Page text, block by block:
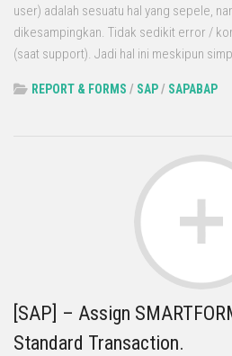
user) adalah sesuatu hal yang sepele,
dikesampingkan. Tidak sedikit error /
(saat support). Jadi hal ini meskipun
REPORT & FORMS / SAP/ SAPABAP
[SAP] – Assign
Standard Transaction.